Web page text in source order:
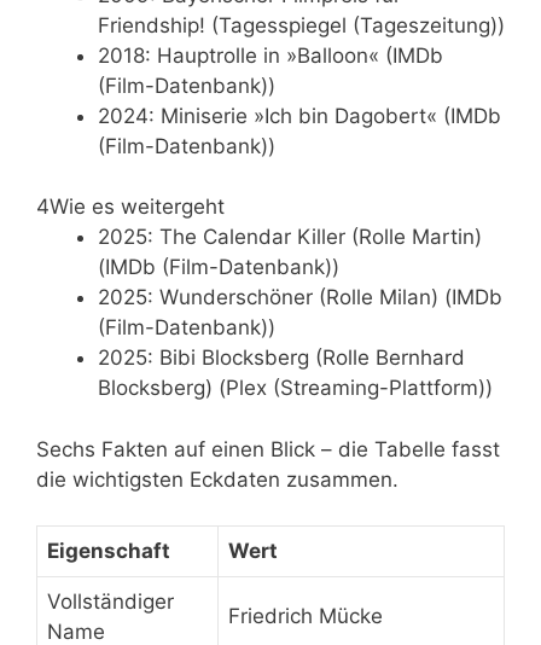
Friendship! (Tagesspiegel (Tageszeitung))
2018: Hauptrolle in »Balloon« (IMDb
(Film-Datenbank))
2024: Miniserie »Ich bin Dagobert« (IMDb
(Film-Datenbank))
4Wie es weitergeht
2025: The Calendar Killer (Rolle Martin)
(IMDb (Film-Datenbank))
2025: Wunderschöner (Rolle Milan) (IMDb
(Film-Datenbank))
2025: Bibi Blocksberg (Rolle Bernhard
Blocksberg) (Plex (Streaming-Plattform))
Sechs Fakten auf einen Blick – die Tabelle fasst
die wichtigsten Eckdaten zusammen.
Eigenschaft Wert
Vollständiger
Name
Friedrich Mücke